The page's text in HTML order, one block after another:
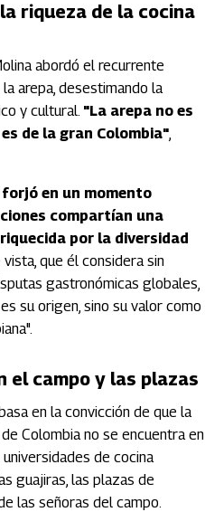
riqueza de la cocina
abordó el recurrente
arepa, desestimando la
y cultural. "La arepa no es
de la gran Colombia",
en un momento
compartían una
por la diversidad
que él considera sin
gastronómicas globales,
su origen, sino su valor como
el campo y las plazas
en la convicción de que la
Colombia no se encuentra en
de cocina
guajiras, las plazas de
las señoras del campo.